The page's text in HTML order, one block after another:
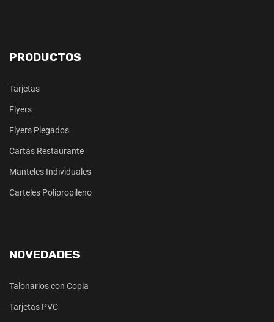
PRODUCTOS
Tarjetas
Flyers
Flyers Plegados
Cartas Restaurante
Manteles Individuales
Carteles Polipropileno
NOVEDADES
Talonarios con Copia
Tarjetas PVC